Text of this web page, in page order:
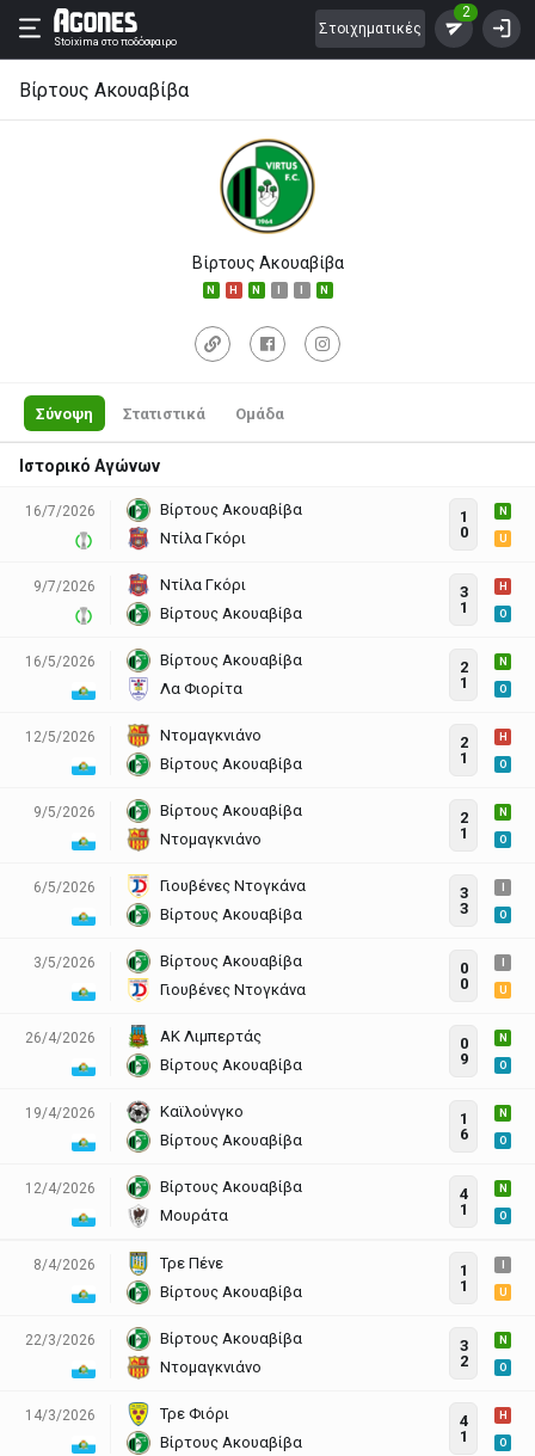
Stoixima στο ποδόσφαιρο
Στοιχηματικές
2
Βίρτους Ακουαβίβα
Βίρτους Ακουαβίβα
N H N N
Σύνοψη Στατιστικά Ομάδα
Ιστορικό Αγώνων
16/7/2026
Βίρτους Ακουαβίβα
Ντίλα Γκόρι
1
0
N
U
9/7/2026
Ντίλα Γκόρι
Βίρτους Ακουαβίβα
3
1
H
O
16/5/2026
Βίρτους Ακουαβίβα
Λα Φιορίτα
2
1
N
O
12/5/2026
Ντομαγκνιάνο
Βίρτους Ακουαβίβα
2
1
H
O
9/5/2026
Βίρτους Ακουαβίβα
Ντομαγκνιάνο
2
1
N
O
6/5/2026
Γιουβένες Ντογκάνα
Βίρτους Ακουαβίβα
3
3
O
3/5/2026
Βίρτους Ακουαβίβα
Γιουβένες Ντογκάνα
0
0
U
26/4/2026
ΑΚ Λιμπερτάς
Βίρτους Ακουαβίβα
0
9
N
O
19/4/2026
Καϊλούνγκο
Βίρτους Ακουαβίβα
1
6
N
O
12/4/2026
Βίρτους Ακουαβίβα
Μουράτα
4
1
N
O
8/4/2026
Τρε Πένε
Βίρτους Ακουαβίβα
1
1
U
22/3/2026
Βίρτους Ακουαβίβα
Ντομαγκνιάνο
3
2
N
O
14/3/2026
Τρε Φιόρι
Βίρτους Ακουαβίβα
4
1
H
O